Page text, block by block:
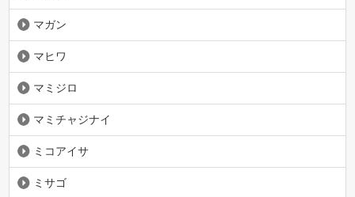
マガン
マヒワ
マミジロ
マミチャジナイ
ミコアイサ
ミサゴ